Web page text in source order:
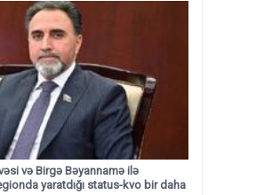
və Birgə Bəyannamə ilə
yaratdığı status-kvo bir daha